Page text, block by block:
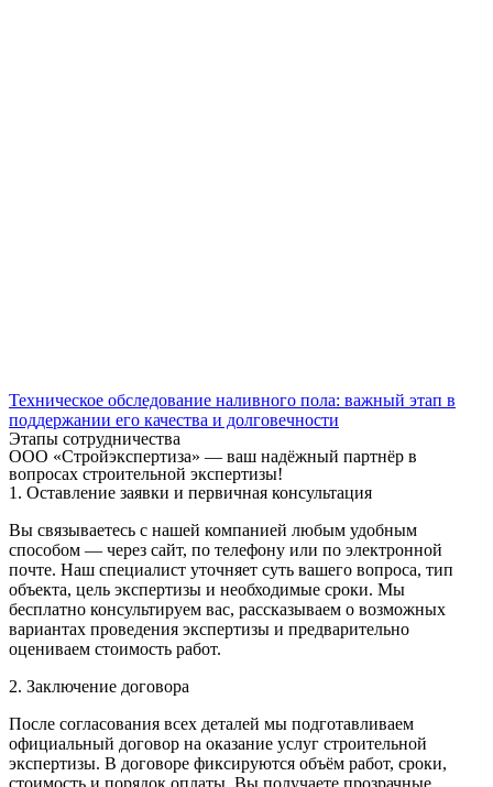
Техническое обследование наливного пола: важный этап в
поддержании его качества и долговечности
Этапы сотрудничества
ООО «Стройэкспертиза» — ваш надёжный партнёр в
вопросах строительной экспертизы!
1. Оставление заявки и первичная консультация
Вы связываетесь с нашей компанией любым удобным
способом — через сайт, по телефону или по электронной
почте. Наш специалист уточняет суть вашего вопроса, тип
объекта, цель экспертизы и необходимые сроки. Мы
бесплатно консультируем вас, рассказываем о возможных
вариантах проведения экспертизы и предварительно
оцениваем стоимость работ.
2. Заключение договора
После согласования всех деталей мы подготавливаем
официальный договор на оказание услуг строительной
экспертизы. В договоре фиксируются объём работ, сроки,
стоимость и порядок оплаты. Вы получаете прозрачные